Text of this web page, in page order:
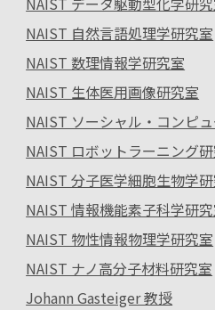
NAIST 自然言語処理学研究室
NAIST 数理情報学研究室
NAIST 生体医用画像研究室
NAIST ソーシャル・コンピ
NAIST ロボットラーニング
NAIST 分子医学細胞生物学
NAIST 情報機能素子科学研
NAIST 物性情報物理学研究室
NAIST ナノ高分子材料研究室
Johann Gasteiger 教授